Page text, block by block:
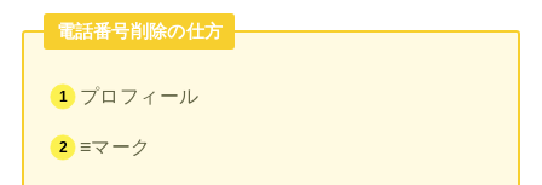
電話番号削除の仕方
プロフィール
≡マーク